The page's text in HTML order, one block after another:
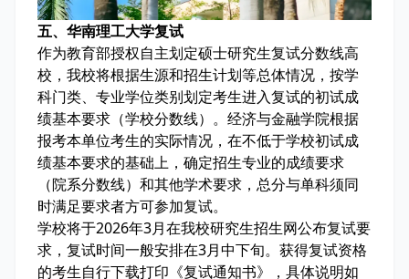
五、华南理工大学复试
作为教育部授权自主划定硕士研究生复试分数线高
校，我校将根据生源和招生计划等总体情况，按学
科门类、专业学位类别划定考生进入复试的初试成
绩基本要求（学校分数线）。经济与金融学院根据
报考本单位考生的实际情况，在不低于学校初试成
绩基本要求的基础上，确定招生专业的成绩要求
（院系分数线）和其他学术要求，总分与单科须同
时满足要求者方可参加复试。
学校将于2026年3月在我校研究生招生网公布复试要
求，复试时间一般安排在3月中下旬。获得复试资格
的考生自行下载打印《复试通知书》，具体说明如